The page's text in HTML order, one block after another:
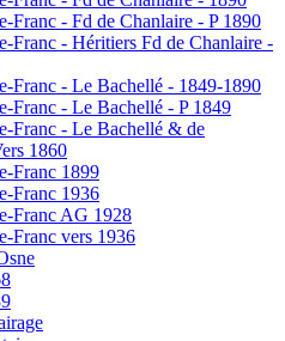
Franc - Fd de Chanlaire - P 1890
Franc - Héritiers Fd de Chanlaire -
Franc - Le Bachellé - 1849-1890
Franc - Le Bachellé - P 1849
Franc - Le Bachellé & de
1860
Franc 1899
Franc 1936
Franc AG 1928
Franc vers 1936